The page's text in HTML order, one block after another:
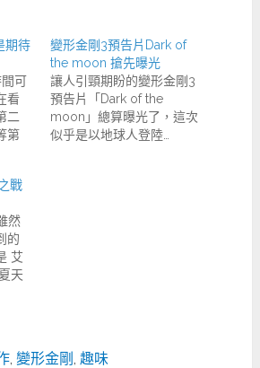
期待
可
看
二
第
變形金剛3預告片Dark of
the moon 搶先曝光
讓人引頸期盼的變形金剛3
預告片「Dark of the
moon」總算曝光了，這次
似乎是以地球人登陸…
戰
然
的
艾
天
,變形金剛,趣味